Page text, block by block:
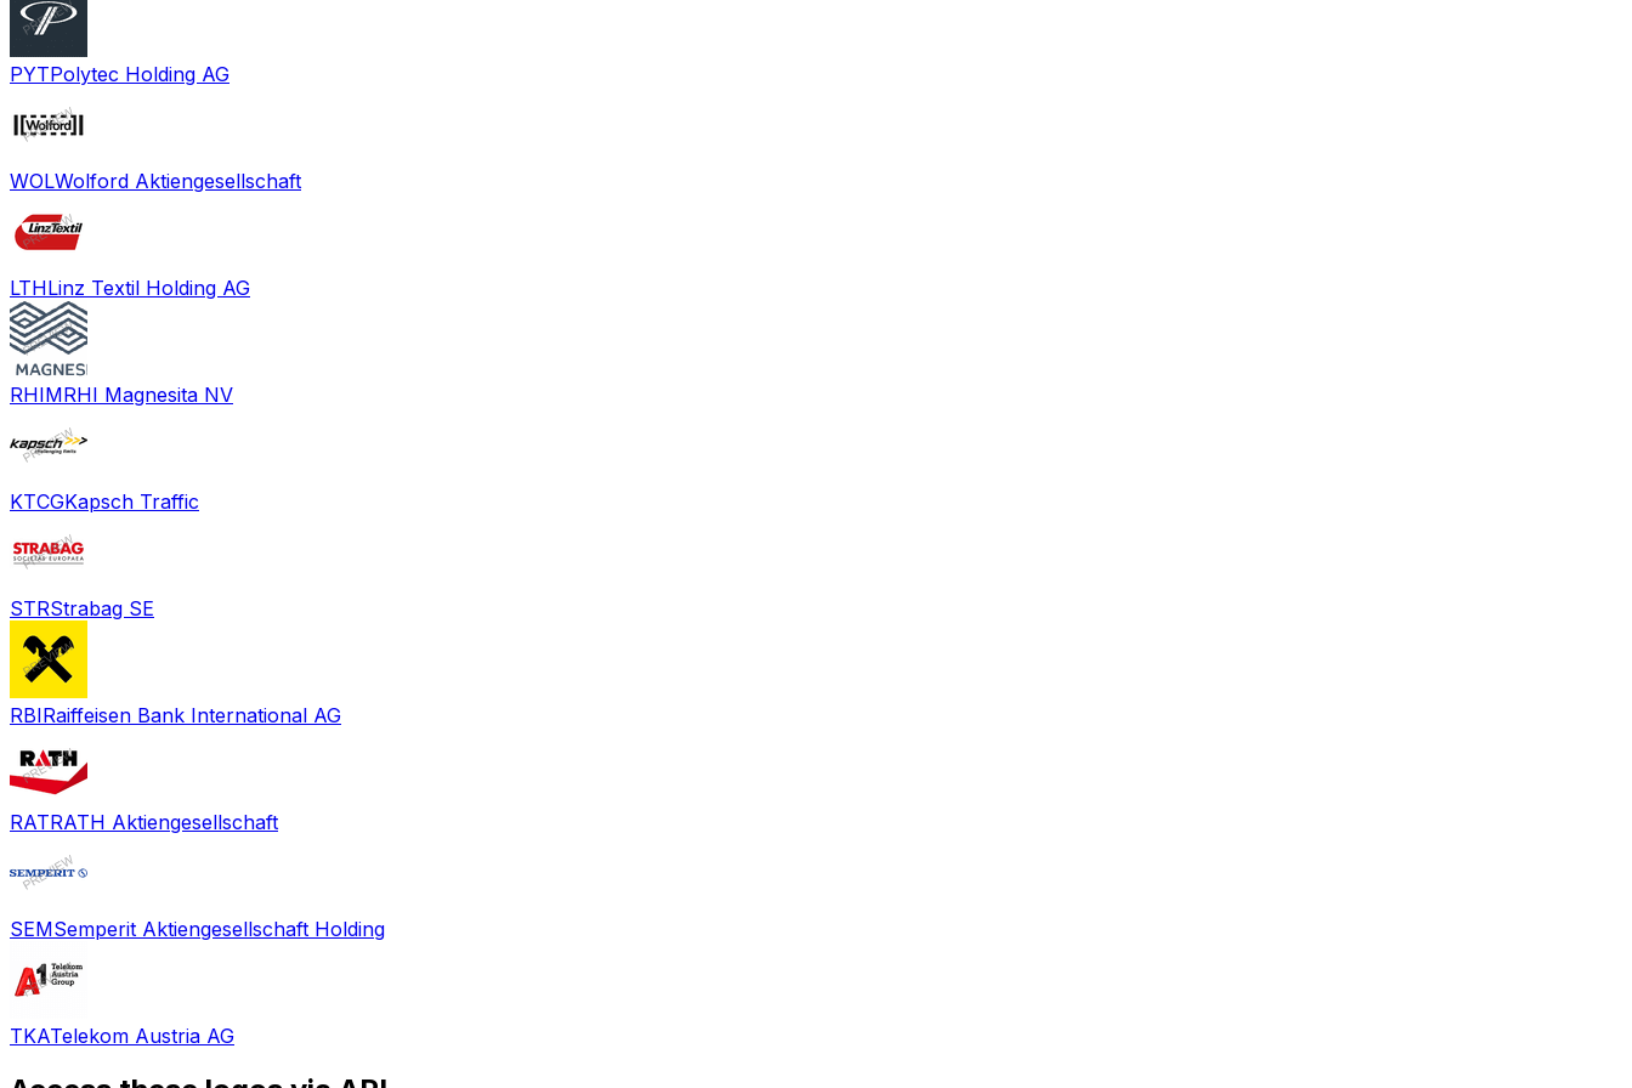
PYTPolytec Holding AG
WOLWolford Aktiengesellschaft
LTHLinz Textil Holding AG
RHIMRHI Magnesita NV
KTCGKapsch Traffic
STRStrabag SE
RBIRaiffeisen Bank International AG
RATRATH Aktiengesellschaft
SEMSemperit Aktiengesellschaft Holding
TKATelekom Austria AG